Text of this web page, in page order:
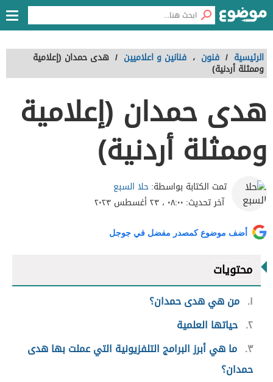
الرئيسية / فنون ، فنانين و اعلاميين / هدى حمدان (إعلامية
وممثلة أردنية)
هدى حمدان (إعلامية
وممثلة أردنية)
تمت الكتابة بواسطة:حلا السبع
آخر تحديث: ٠٨:٠٠ ، ٢٣ أغسطس ٢٠٢٣
أضف موضوع كمصدر مفضل في جوجل
محتويات
١ من هي هدى حمدان؟
٢ حياتها العلمية
٣ ما هي أبرز البرامج التلفزيونية التي عملت بها هدى
حمدان؟